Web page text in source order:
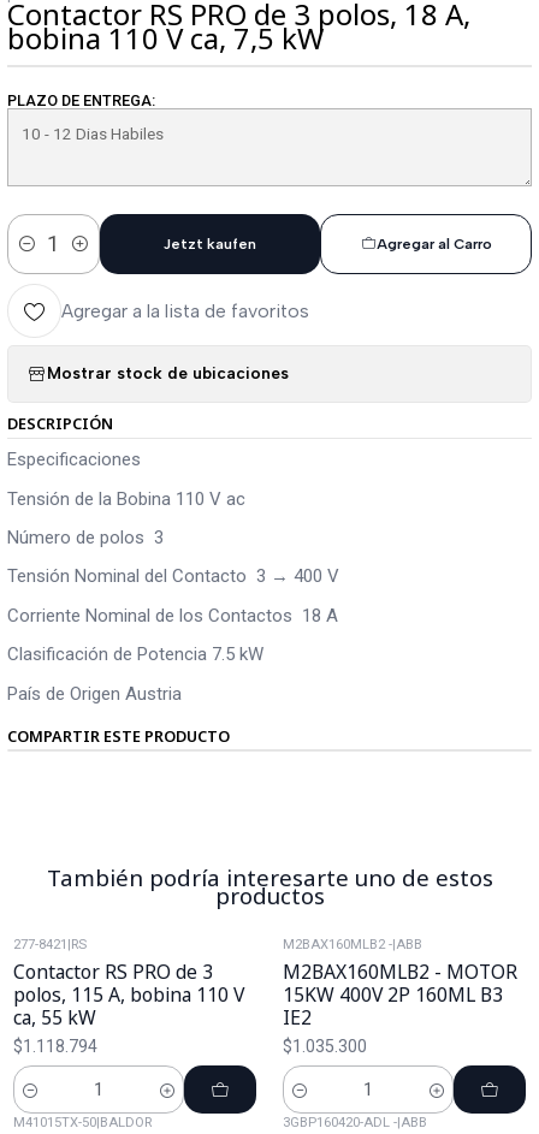
Contactor RS PRO de 3 polos, 18 A,
bobina 110 V ca, 7,5 kW
PLAZO DE ENTREGA:
Cantidad
Agregar al Carro
Jetzt kaufen
Agregar a la lista de favoritos
Mostrar stock de ubicaciones
DESCRIPCIÓN
Especificaciones
Tensión de la Bobina 110 V ac
Número de polos 3
Tensión Nominal del Contacto 3 → 400 V
Corriente Nominal de los Contactos 18 A
Clasificación de Potencia 7.5 kW
País de Origen Austria
COMPARTIR ESTE PRODUCTO
También podría interesarte uno de estos
productos
277-8421 RS
Contactor RS PRO de 3
polos, 115 A, bobina 110 V
ca, 55 kW
$1.118.794
Cantidad
M2BAX160MLB2 - ABB
M2BAX160MLB2 - MOTOR
15KW 400V 2P 160ML B3
IE2
$1.035.300
Cantidad
M41015TX-50 BALDOR 3GBP160420-ADL - ABB